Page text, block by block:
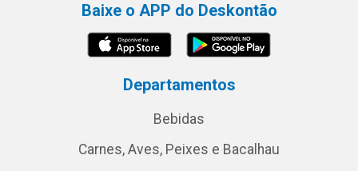
Baixe o APP do Deskontão
Departamentos
Bebidas
Carnes, Aves, Peixes e Bacalhau